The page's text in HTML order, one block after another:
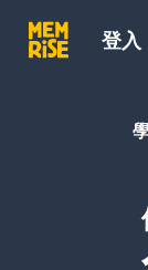
登入